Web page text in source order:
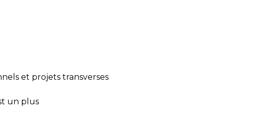
et projets transverses
un plus